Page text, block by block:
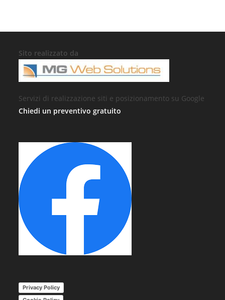
Sito realizzato da
Servizi di realizzazione siti e posizionamento su Google
Chiedi un preventivo gratuito
Privacy Policy